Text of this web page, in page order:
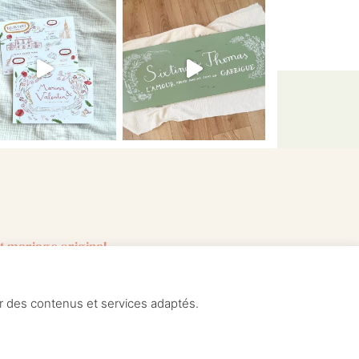
mariage original –
– Faire-part mariage
des contenus et services adaptés.